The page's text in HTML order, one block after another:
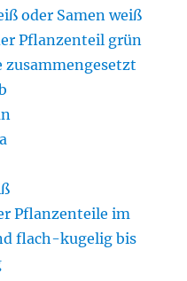
oder Samen weiß
Pflanzenteil grün
zusammengesetzt
Pflanzenteile im
flach-kugelig bis